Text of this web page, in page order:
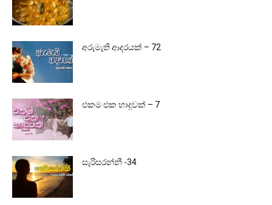
අරුමැති ආදරයක් – 72
එකම එක හාදුවක් – 7
සැරිසරන්නී -34